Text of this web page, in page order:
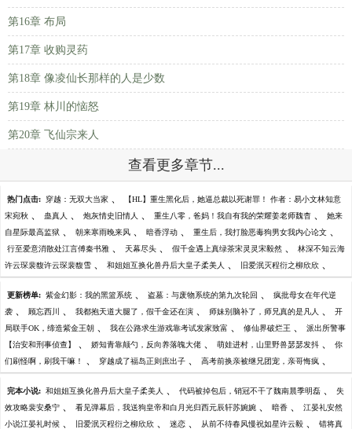
第16章 布局
第17章 收购灵药
第18章 像凌仙长那样的人是少数
第19章 林川的恼怒
第20章 飞仙宗来人
查看更多章节...
热门点击: 穿越：无双大当家 、 【HL】重生黑化后，她逼总裁以死谢罪！ 作者：易小文林知意
宋宛秋 、 蛊真人 、 炮灰情史旧情人 、 重生八零，爸妈！我自有我的荣耀姜老师魏杳 、 她来
自星际最高监狱 、 朝来寒雨晚来风 、 暗香浮动 、 重生后，我打脸恶毒狗男女我内心论文 、
行至爱意消散处江言傅秦书雅 、 天幕尽头 、 假千金遇上真绿茶宋灵灵宋毅然 、 林深不知云海
许云琛裴馥许云琛裴馥雪 、 和姐姐互换化兽丹后大皇子柔美人 、 旧爱泯灭程衍之柳欣欣 、
更新榜单: 紫金幻影：我的黑篮系统 、 盗墓：与废物系统的第九次轮回 、 疯批母女在年代逆
袭 、 顾忘西川 、 我都抱天道大腿了，假千金还在演 、 师妹别脑补了，师兄真的是凡人 、 开
局联手OK，缔造紫金王朝 、 我在公路求生游戏靠考试发家致富 、 修仙界破烂王 、 派出所警事
【治安和刑事侦查】 、 娇知青靠颠勺，反向养落魄大佬 、 萌娃进村，山里野兽瑟瑟发抖 、 你
们刷怪啊，刷我干嘛！ 、 穿越成了福岛正则庶出子 、 高考前换亲被继兄团宠，亲哥悔疯 、
完本小说: 和姐姐互换化兽丹后大皇子柔美人 、 代码被掉包后，销冠不干了魏南晨季明磊 、 失
效攻略裴安桑宁 、 看见弹幕后，我送狗皇帝和白月光归西元辰轩苏婉婉 、 暗香 、 江晏礼安然
小说江晏礼时候 、 旧爱泯灭程衍之柳欣欣 、 迷恋 、 从前不待春风慢祝如星许云毅 、 错将真